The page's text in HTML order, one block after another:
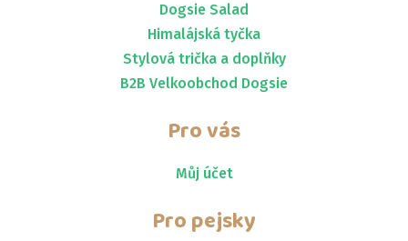
Dogsie Salad
Himalájská tyčka
Stylová trička a doplňky
B2B Velkoobchod Dogsie
Pro vás
Můj účet
Pro pejsky